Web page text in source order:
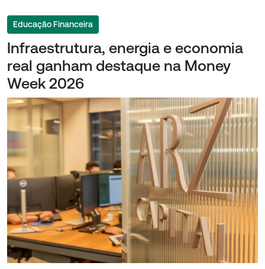
Educação Financeira
Infraestrutura, energia e economia
real ganham destaque na Money
Week 2026